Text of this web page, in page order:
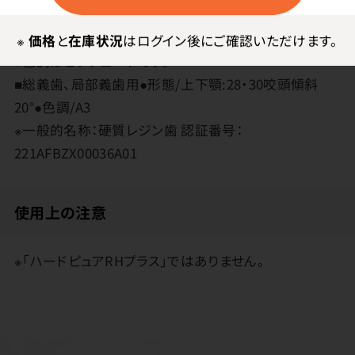
※ 価格と在庫状況はログイン後にご確認いただけます。
●フィリピン製
※色調はビタシェードです。
■総義歯、局部義歯用●形態/上下顎:28・30咬頭傾斜
20°●色調/A3
※一般的名称：硬質レジン歯 認証番号：
221AFBZX00036A01
使用上の注意
※「ハードピュアRHプラス」ではありません。